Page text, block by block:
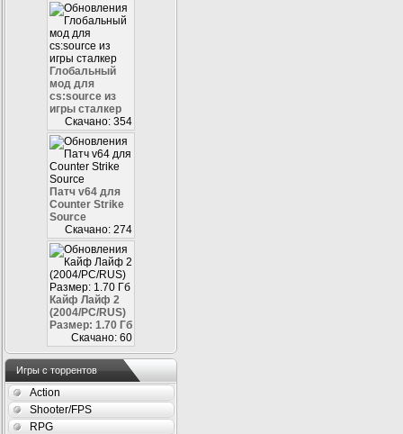
Глобальный
мод для
cs:source из
игры сталкер
Скачано: 354
Патч v64 для
Counter Strike
Source
Скачано: 274
Кайф Лайф 2
(2004/PC/RUS)
Размер: 1.70 Гб
Скачано: 60
Игры с торрентов
Action
Shooter/FPS
RPG